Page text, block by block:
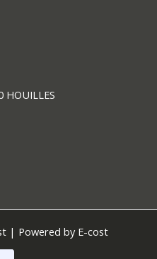
| Powered by E-cost